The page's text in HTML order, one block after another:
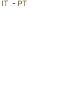
IT- PT